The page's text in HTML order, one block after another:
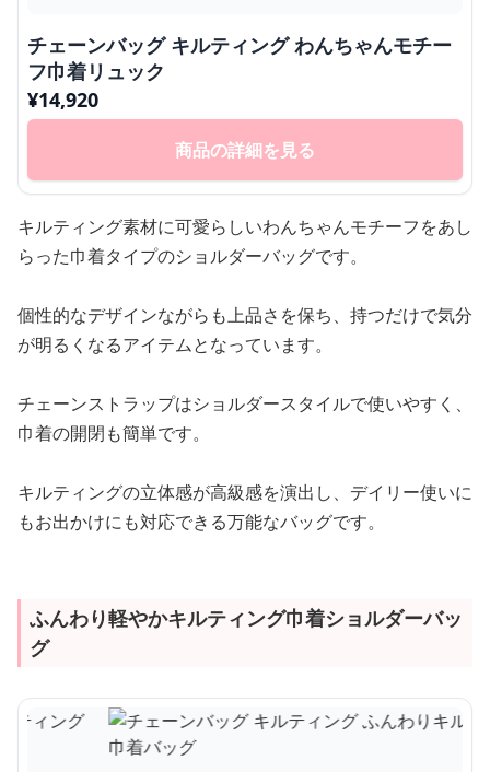
チェーンバッグ キルティング わんちゃんモチー
フ巾着リュック
¥14,920
商品の詳細を見る
キルティング素材に可愛らしいわんちゃんモチーフをあし
らった巾着タイプのショルダーバッグです。
個性的なデザインながらも上品さを保ち、持つだけで気分
が明るくなるアイテムとなっています。
チェーンストラップはショルダースタイルで使いやすく、
巾着の開閉も簡単です。
キルティングの立体感が高級感を演出し、デイリー使いに
もお出かけにも対応できる万能なバッグです。
ふんわり軽やかキルティング巾着ショルダーバッ
グ